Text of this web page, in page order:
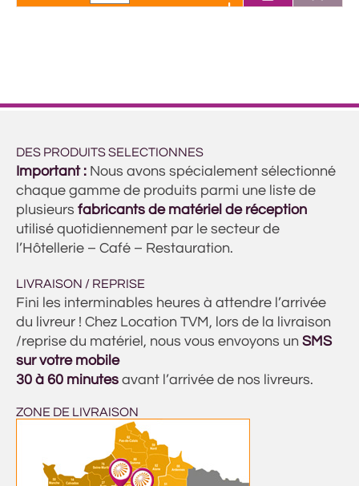
DES PRODUITS SELECTIONNES
Important : Nous avons spécialement sélectionné
chaque gamme de produits parmi une liste de
plusieurs fabricants de matériel de réception
utilisé quotidiennement par le secteur de
l’Hôtellerie – Café – Restauration.
LIVRAISON / REPRISE
Fini les interminables heures à attendre l’arrivée
du livreur ! Chez Location TVM, lors de la livraison
/reprise du matériel, nous vous envoyons un SMS
sur votre mobile
30 à 60 minutes avant l’arrivée de nos livreurs.
ZONE DE LIVRAISON